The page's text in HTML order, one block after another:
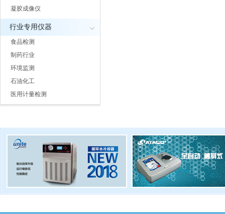
凝胶成像仪
行业专用仪器
食品检测
制药行业
环境监测
石油化工
医用计量检测